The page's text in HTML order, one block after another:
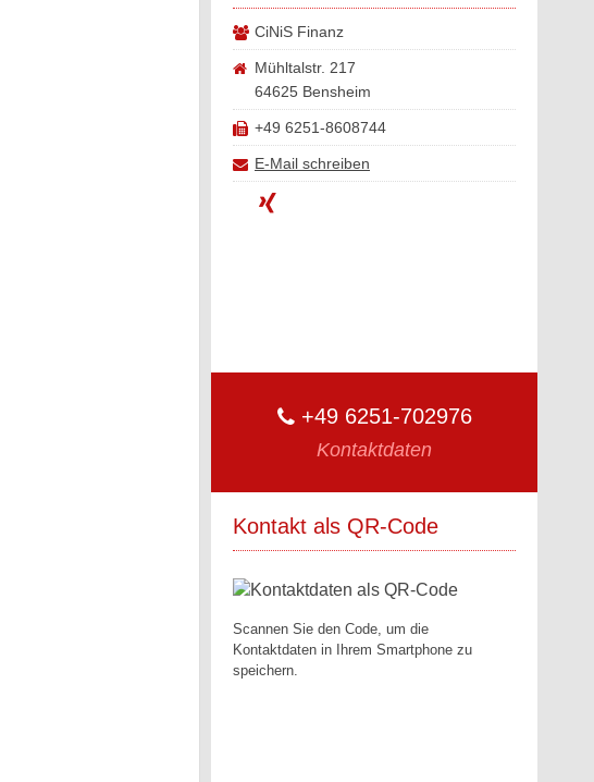
CiNiS Finanz
Mühltalstr. 217
64625 Bensheim
+49 6251-8608744
E-Mail schreiben
+49 6251-702976
Kontaktdaten
Kontakt als QR-Code
Scannen Sie den Code, um die
Kontaktdaten in Ihrem Smartphone zu
speichern.